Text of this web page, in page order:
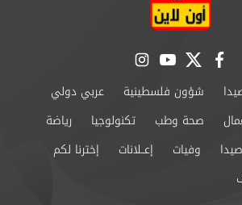
facebook
twitter
youtube
instagram
شؤون فلسطينية
عربي دولي
صحة وطب تكنولوجيا
رياضة
وفيات إعــلانات
إخترنا لكم